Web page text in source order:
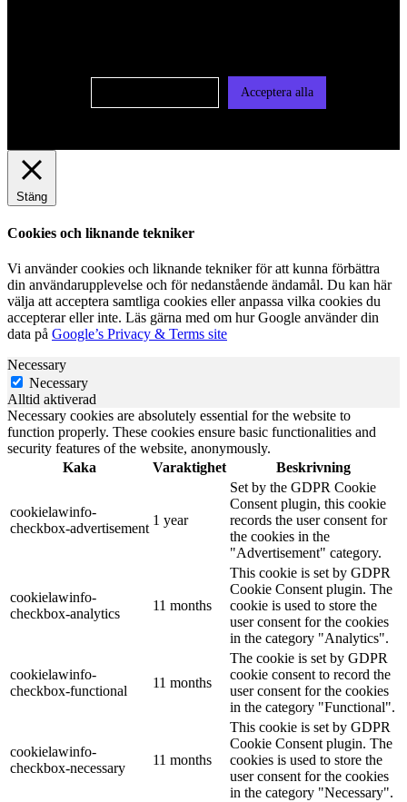
Acceptera alla
Stäng
Cookies och liknande tekniker
Vi använder cookies och liknande tekniker för att kunna förbättra
din användarupplevelse och för nedanstående ändamål. Du kan här
välja att acceptera samtliga cookies eller anpassa vilka cookies du
accepterar eller inte. Läs gärna med om hur Google använder din
data på Google’s Privacy & Terms site
Necessary
Necessary
Alltid aktiverad
Necessary cookies are absolutely essential for the website to
function properly. These cookies ensure basic functionalities and
security features of the website, anonymously.
Kaka
Varaktighet Beskrivning
cookielawinfo-
checkbox-advertisement
1 year
Set by the GDPR Cookie
Consent plugin, this cookie
records the user consent for
the cookies in the
"Advertisement" category.
cookielawinfo-
checkbox-analytics
11 months
This cookie is set by GDPR
Cookie Consent plugin. The
cookie is used to store the
user consent for the cookies
in the category "Analytics".
cookielawinfo-
checkbox-functional
11 months
The cookie is set by GDPR
cookie consent to record the
user consent for the cookies
in the category "Functional".
cookielawinfo-
checkbox-necessary
11 months
This cookie is set by GDPR
Cookie Consent plugin. The
cookies is used to store the
user consent for the cookies
in the category "Necessary".